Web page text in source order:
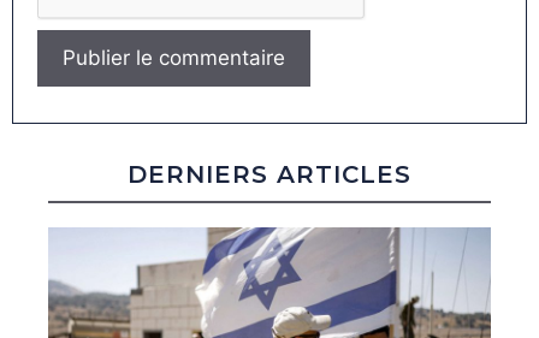
DERNIERS ARTICLES